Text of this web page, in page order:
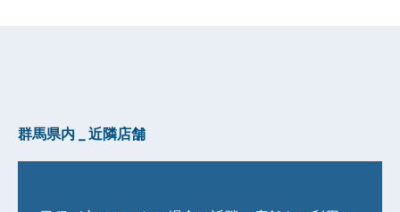
群馬県内 _ 近隣店舗